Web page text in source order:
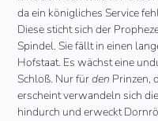
da ein königliches Service
Diese sticht sich der
Spindel. Sie fällt in einen
Hofstaat. Es wächst eine
Schloß. Nur fürden Prinzen,
erscheint verwandeln sich
hindurch und erweckt